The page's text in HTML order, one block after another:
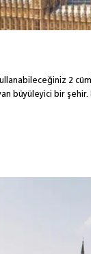
2
büyüleyici bir